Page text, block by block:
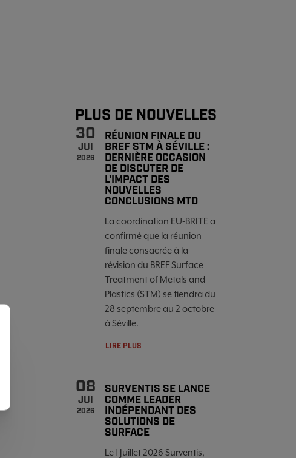
PLUS DE NOUVELLES
30
JUI
2026
RÉUNION FINALE DU
BREF STM À SÉVILLE :
DERNIÈRE OCCASION
DE DISCUTER DE
L'IMPACT DES
NOUVELLES
CONCLUSIONS MTD
La coordination EU-BRITE a
confirmé que la réunion
finale consacrée à la
révision du BREF Surface
Treatment of Metals and
Plastics (STM) se tiendra du
28 septembre au 2 octobre
à Séville.
LIRE PLUS
08
JUI
2026
SURVENTIS SE LANCE
COMME LEADER
INDÉPENDANT DES
SOLUTIONS DE
SURFACE
Le 1 Juillet 2026 Surventis,